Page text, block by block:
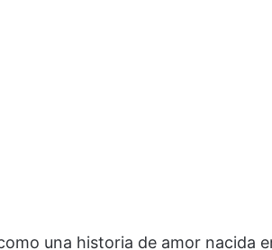
una historia de amor nacida